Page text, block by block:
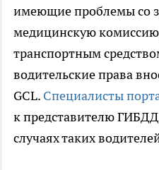
имеющие проблемы со
медицинскую
транспортным
водительские права
GCL. Специалисты
к представителю
случаях таких